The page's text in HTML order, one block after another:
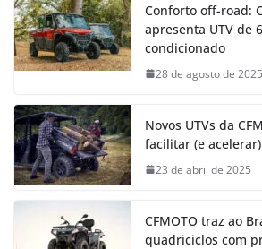
Conforto off-road:
apresenta UTV de
condicionado
28 de agosto de 2025
Novos UTVs da
facilitar (e
23 de abril de 2025
CFMOTO traz ao
quadriciclos com